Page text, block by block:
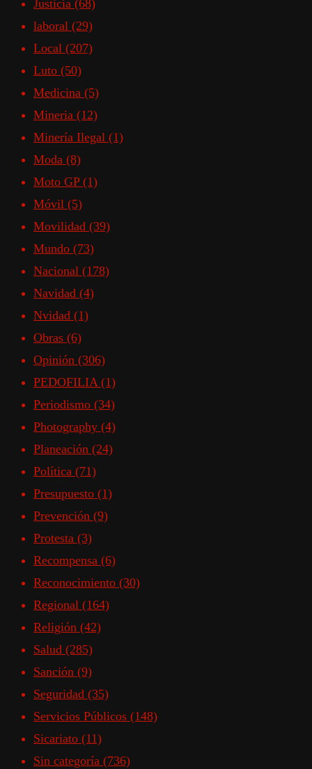
Justicia (68)
laboral (29)
Local (207)
Luto (50)
Medicina (5)
Mineria (12)
Minería Ilegal (1)
Moda (8)
Moto GP (1)
Móvil (5)
Movilidad (39)
Mundo (73)
Nacional (178)
Navidad (4)
Nvidad (1)
Obras (6)
Opinión (306)
PEDOFILIA (1)
Periodismo (34)
Photography (4)
Planeación (24)
Política (71)
Presupuesto (1)
Prevención (9)
Protesta (3)
Recompensa (6)
Reconocimiento (30)
Regional (164)
Religión (42)
Salud (285)
Sanción (9)
Seguridad (35)
Servicios Públicos (148)
Sicariato (11)
Sin categoría (736)